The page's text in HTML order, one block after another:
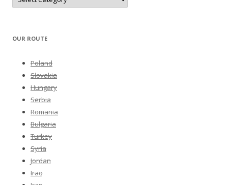
OUR ROUTE
Poland
Slovakia
Hungary
Serbia
Romania
Bulgaria
Turkey
Syria
Jordan
Iraq